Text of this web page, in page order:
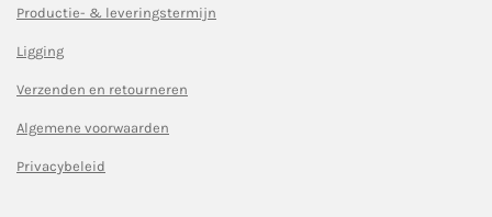
Productie- & leveringstermijn
Ligging
Verzenden en retourneren
Algemene voorwaarden
Privacybeleid